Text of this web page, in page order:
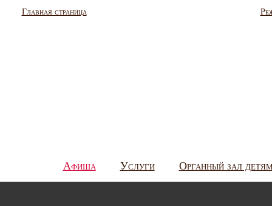
Главная страница
Афиша Услуги Органный зал